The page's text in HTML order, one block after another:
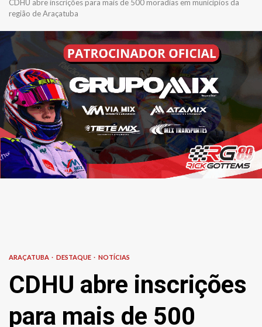
CDHU abre inscrições para mais de 500 moradias em municípios da
região de Araçatuba
ARAÇATUBA DESTAQUE NOTÍCIAS
CDHU abre inscrições
para mais de 500